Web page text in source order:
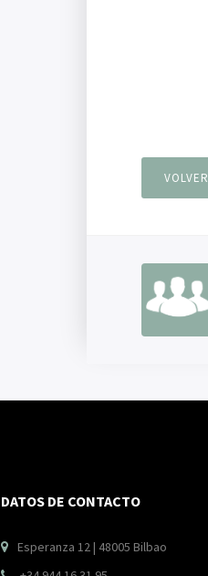
VOLVER
DATOS DE CONTACTO
 Esperanza 12 | 48005 Bilbao